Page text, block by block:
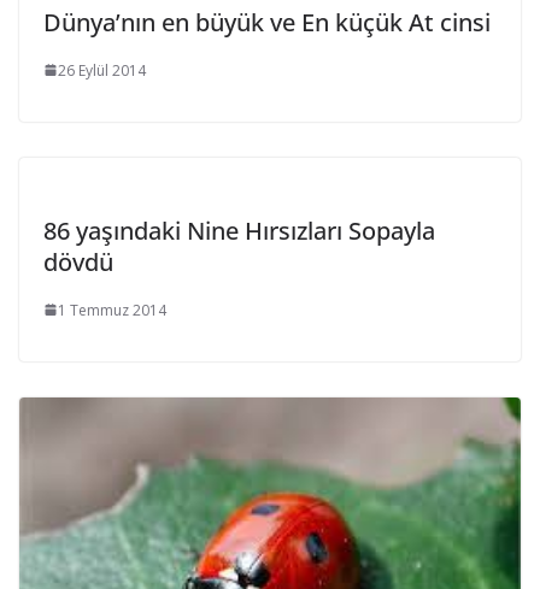
Dünya’nın en büyük ve En küçük At cinsi
26 Eylül 2014
86 yaşındaki Nine Hırsızları Sopayla
dövdü
1 Temmuz 2014